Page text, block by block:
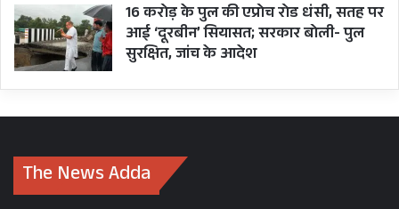
16 करोड़ के पुल की एप्रोच रोड धंसी, सतह पर
आई ‘दूरबीन’ सियासत; सरकार बोली- पुल
सुरक्षित, जांच के आदेश
The News Adda